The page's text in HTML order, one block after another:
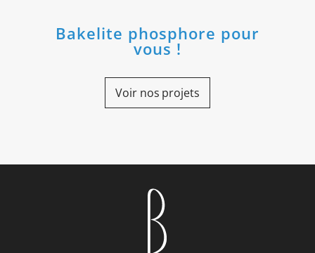
Bakelite phosphore pour
vous !
Voir nos projets